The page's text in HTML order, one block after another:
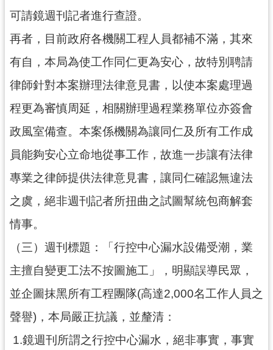
覽
市
政
箱
桃
園
入
口
網
站
隱
私
政
策
網
安
可請鏡週刊記者進行查證。
再者，目前政府各機關工程人員都補不滿，其來
有自，本局為使工作同仁更為安心，故特別聘請
律師針對本案辦理法律意見書，以使本案處理過
程更為審慎周延，相關辦理過程業務單位亦簽會
政風室備查。本案係機關為讓同仁及所有工作成
員能夠安心立命地從事工作，故進一步讓有法律
專業之律師提供法律意見書，讓同仁確認無違法
之虞，絕非週刊記者所扭曲之試圖幫統包商解套
情事。
（三）週刊標題：「行控中心漏水設備受潮，業
主擅自變更工法不按圖施工」，明顯誤導民眾，
並企圖抹黑所有工程團隊(高達2,000名工作人員之
聲譽)，本局嚴正抗議，並釐清：
1.鏡週刊所謂之行控中心漏水，絕非事實，事實